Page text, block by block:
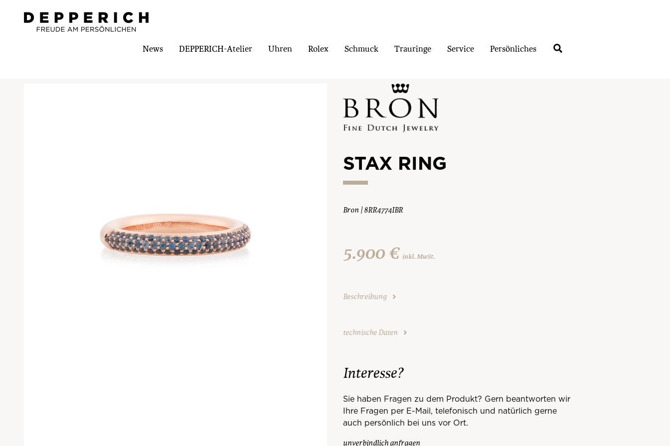
News DEPPERICH-Atelier Uhren Rolex Schmuck Trauringe Service Persönliches
STAX RING
Bron | 8RR4774IBR
5.900 € inkl. MwSt.
Beschreibung
technische Daten
Interesse?
Sie haben Fragen zu dem Produkt? Gern beantworten wir
Ihre Fragen per E-Mail, telefonisch und natürlich gerne
auch persönlich bei uns vor Ort.
unverbindlich anfragen